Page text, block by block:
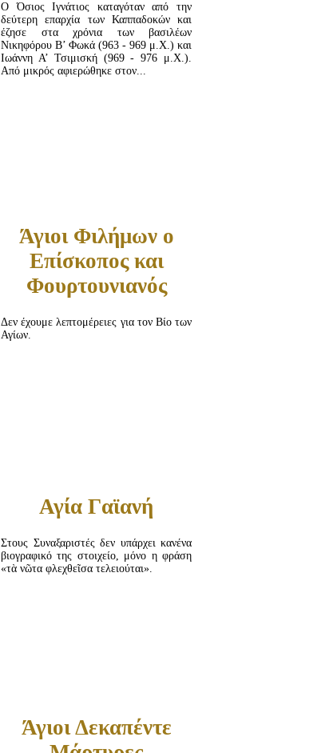
Ο Όσιος Ιγνάτιος καταγόταν από την
δεύτερη επαρχία των Καππαδοκών και
έζησε στα χρόνια των βασιλέων
Νικηφόρου Β’ Φωκά (963 - 969 μ.Χ.) και
Ιωάννη Α’ Τσιμισκή (969 - 976 μ.Χ.).
Από μικρός αφιερώθηκε στον...
Άγιοι Φιλήμων ο
Επίσκοπος και
Φουρτουνιανός
Δεν έχουμε λεπτομέρειες για τον Βίο των
Αγίων.
Αγία Γαϊανή
Στους Συναξαριστές δεν υπάρχει κανένα
βιογραφικό της στοιχείο, μόνο η φράση
«τὰ νῶτα φλεχθεῖσα τελειούται».
Άγιοι Δεκαπέντε